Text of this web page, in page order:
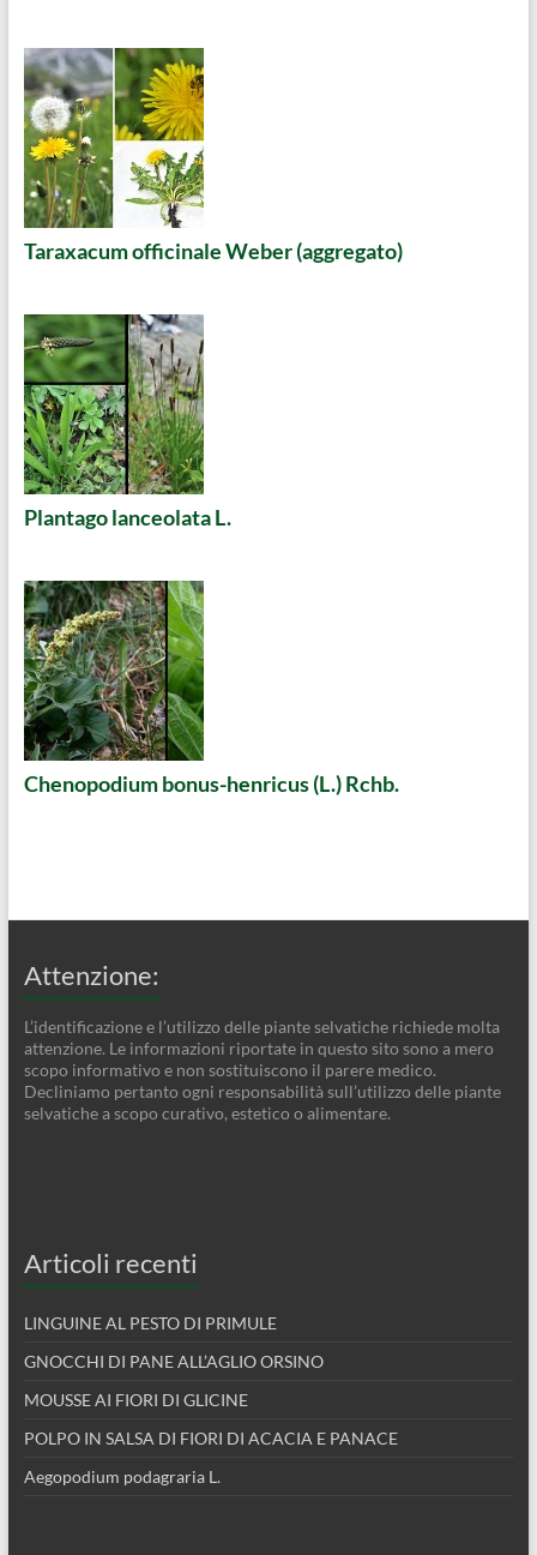
Taraxacum officinale Weber (aggregato)
Plantago lanceolata L.
Chenopodium bonus-henricus (L.) Rchb.
Attenzione:
L’identificazione e l’utilizzo delle piante selvatiche richiede molta
attenzione. Le informazioni riportate in questo sito sono a mero
scopo informativo e non sostituiscono il parere medico.
Decliniamo pertanto ogni responsabilità sull’utilizzo delle piante
selvatiche a scopo curativo, estetico o alimentare.
Articoli recenti
LINGUINE AL PESTO DI PRIMULE
GNOCCHI DI PANE ALL’AGLIO ORSINO
MOUSSE AI FIORI DI GLICINE
POLPO IN SALSA DI FIORI DI ACACIA E PANACE
Aegopodium podagraria L.